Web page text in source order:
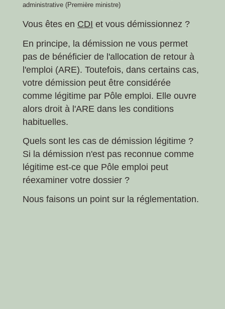
administrative (Première ministre)
Vous êtes en CDI et vous démissionnez ?
En principe, la démission ne vous permet
pas de bénéficier de l'allocation de retour à
l'emploi (ARE). Toutefois, dans certains cas,
votre démission peut être considérée
comme légitime par Pôle emploi. Elle ouvre
alors droit à l'ARE dans les conditions
habituelles.
Quels sont les cas de démission légitime ?
Si la démission n'est pas reconnue comme
légitime est-ce que Pôle emploi peut
réexaminer votre dossier ?
Nous faisons un point sur la réglementation.